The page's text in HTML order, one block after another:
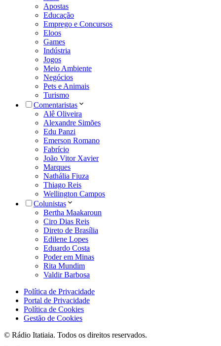
Apostas
Educação
Emprego e Concursos
Eloos
Games
Indústria
Jogos
Meio Ambiente
Negócios
Pets e Animais
Turismo
Comentaristas
Alê Oliveira
Alexandre Simões
Edu Panzi
Emerson Romano
Fabrício
João Vitor Xavier
Marques
Nathália Fiuza
Thiago Reis
Wellington Campos
Colunistas
Bertha Maakaroun
Ciro Dias Reis
Direto de Brasília
Edilene Lopes
Eduardo Costa
Poder em Minas
Rita Mundim
Valdir Barbosa
Política de Privacidade
Portal de Privacidade
Política de Cookies
Gestão de Cookies
© Rádio Itatiaia. Todos os direitos reservados.